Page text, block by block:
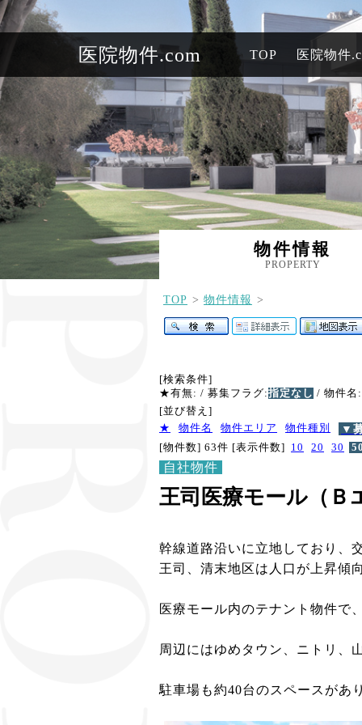
医院物件.com TOP 医院物件
物件情報
PROPERTY
TOP 物件情報
[検索条件]
★有無: / 募集フラグ:指定なし / 物件名:
[並び替え]
★
物件名 物件エリア 物件種別 ▼
[物件数] 63件 [表示件数] 10 20 30
自社物件
王司医療モール（Ｂ
幹線道路沿いに立地しており、
王司、清末地区は人口が上昇傾
医療モール内のテナント物件で
周辺にはゆめタウン、ニトリ、
駐車場も約40台のスペースがあ